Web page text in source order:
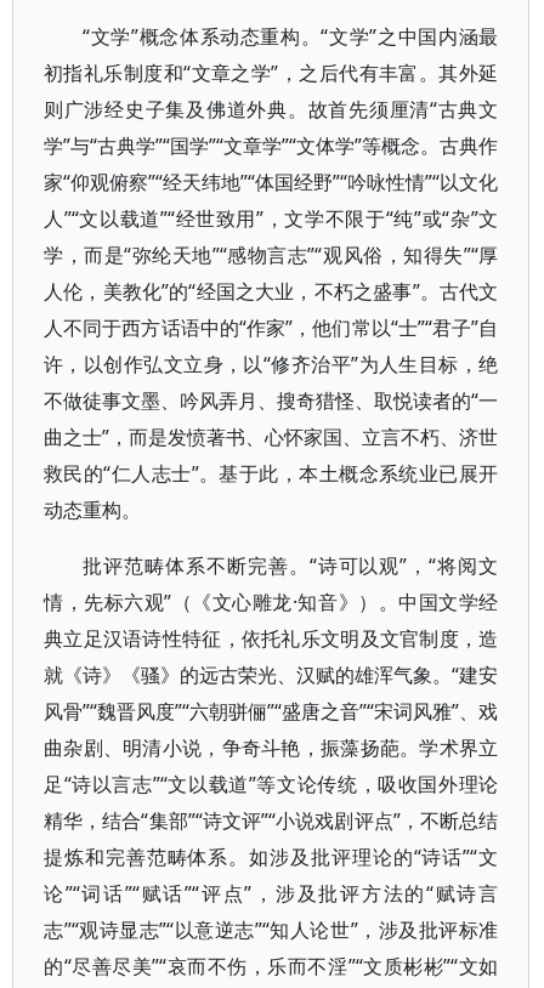
“文学”概念体系动态重构。“文学”之中国内涵最
初指礼乐制度和“文章之学”，之后代有丰富。其外延
则广涉经史子集及佛道外典。故首先须厘清“古典文
学”与“古典学”“国学”“文章学”“文体学”等概念。古典作
家“仰观俯察”“经天纬地”“体国经野”“吟咏性情”“以文化
人”“文以载道”“经世致用”，文学不限于“纯”或“杂”文
学，而是“弥纶天地”“感物言志”“观风俗，知得失”“厚
人伦，美教化”的“经国之大业，不朽之盛事”。古代文
人不同于西方话语中的“作家”，他们常以“士”“君子”自
许，以创作弘文立身，以“修齐治平”为人生目标，绝
不做徒事文墨、吟风弄月、搜奇猎怪、取悦读者的“一
曲之士”，而是发愤著书、心怀家国、立言不朽、济世
救民的“仁人志士”。基于此，本土概念系统业已展开
动态重构。
批评范畴体系不断完善。“诗可以观”，“将阅文
情，先标六观”（《文心雕龙·知音》）。中国文学经
典立足汉语诗性特征，依托礼乐文明及文官制度，造
就《诗》《骚》的远古荣光、汉赋的雄浑气象。“建安
风骨”“魏晋风度”“六朝骈俪”“盛唐之音”“宋词风雅”、戏
曲杂剧、明清小说，争奇斗艳，振藻扬葩。学术界立
足“诗以言志”“文以载道”等文论传统，吸收国外理论
精华，结合“集部”“诗文评”“小说戏剧评点”，不断总结
提炼和完善范畴体系。如涉及批评理论的“诗话”“文
论”“词话”“赋话”“评点”，涉及批评方法的“赋诗言
志”“观诗显志”“以意逆志”“知人论世”，涉及批评标准
的“尽善尽美”“哀而不伤，乐而不淫”“文质彬彬”“文如